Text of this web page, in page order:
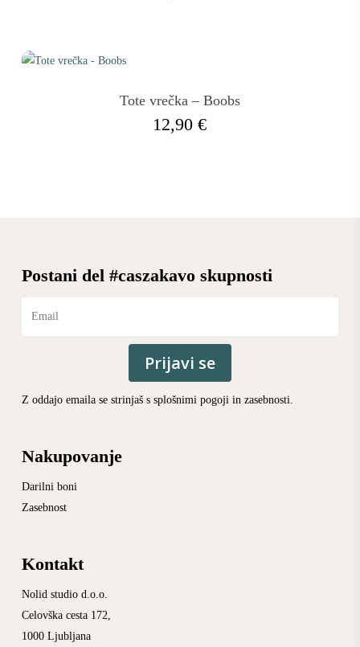
Tote vrečka – Boobs
12,90€
Postani del #caszakavo skupnosti
Prijavi se
Z oddajo emaila se strinjaš s splošnimi pogojiinzasebnosti.
Nakupovanje
Darilni boni
Zasebnost
Kontakt
Nolid studio d.o.o.
Celovška cesta 172,
1000 Ljubljana